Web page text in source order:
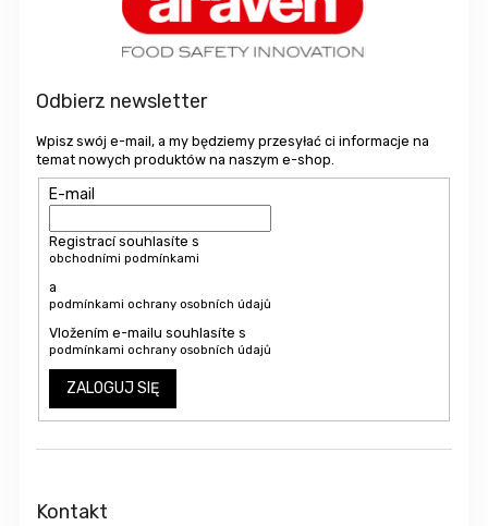
Odbierz newsletter
Wpisz swój e-mail, a my będziemy przesyłać ci informacje na
temat nowych produktów na naszym e-shop.
E-mail
Registrací souhlasíte s
obchodními podmínkami
a
podmínkami ochrany osobních údajů
Vložením e-mailu souhlasíte s
podmínkami ochrany osobních údajů
ZALOGUJ SIĘ
Kontakt